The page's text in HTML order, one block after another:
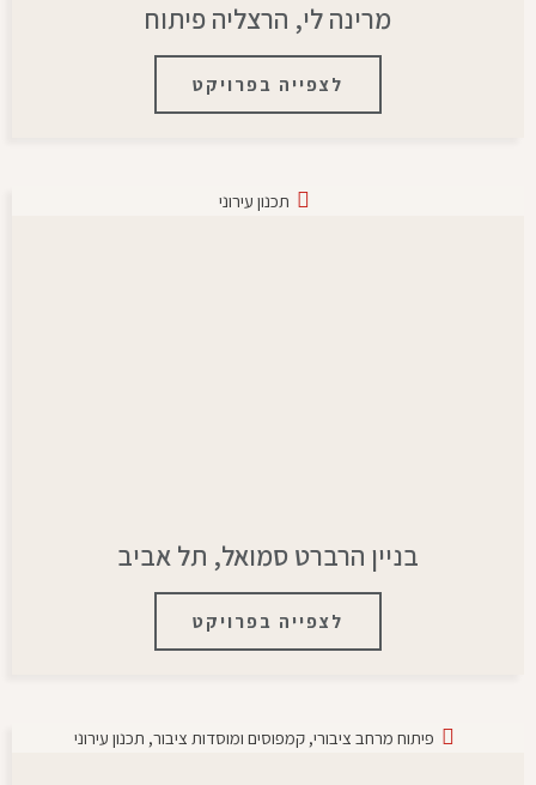
מרינה לי, הרצליה פיתוח
לצפייה בפרויקט
תכנון עירוני
בניין הרברט סמואל, תל אביב
לצפייה בפרויקט
פיתוח מרחב ציבורי, קמפוסים ומוסדות ציבור, תכנון עירוני